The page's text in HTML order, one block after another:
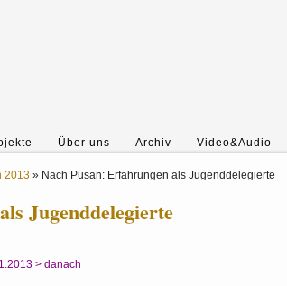
Über uns Archiv Video&Audio
2013 » Nach Pusan: Erfahrungen als Jugenddelegierte
Jugenddelegierte
> danach